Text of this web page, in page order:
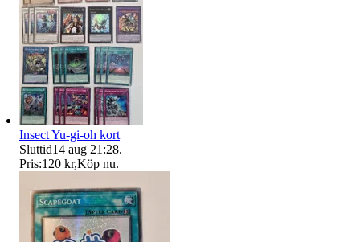
Insect Yu-gi-oh kort
Sluttid14 aug 21:28.
Pris:120 kr,Köp nu.